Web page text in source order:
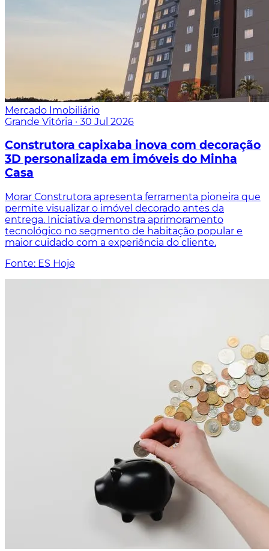
Mercado Imobiliário
Grande Vitória · 30 Jul 2026
Construtora capixaba inova com decoração
3D personalizada em imóveis do Minha
Casa
Morar Construtora apresenta ferramenta pioneira que
permite visualizar o imóvel decorado antes da
entrega. Iniciativa demonstra aprimoramento
tecnológico no segmento de habitação popular e
maior cuidado com a experiência do cliente.
Fonte: ES Hoje